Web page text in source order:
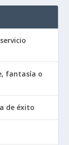
fantasía o
de éxito